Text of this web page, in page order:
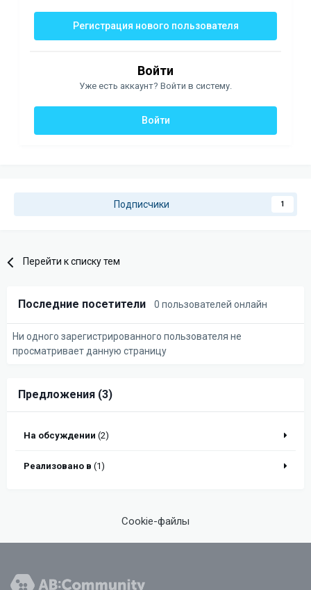
Регистрация нового пользователя
Войти
Уже есть аккаунт? Войти в систему.
Войти
Подписчики 1
Перейти к списку тем
Последние посетители 0 пользователей онлайн
Ни одного зарегистрированного пользователя не
просматривает данную страницу
Предложения (3)
На обсуждении (2)
Реализовано в (1)
Cookie-файлы